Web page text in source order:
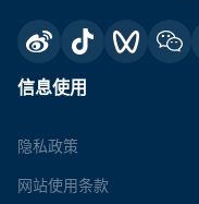
信息使用
隐私政策
网站使用条款